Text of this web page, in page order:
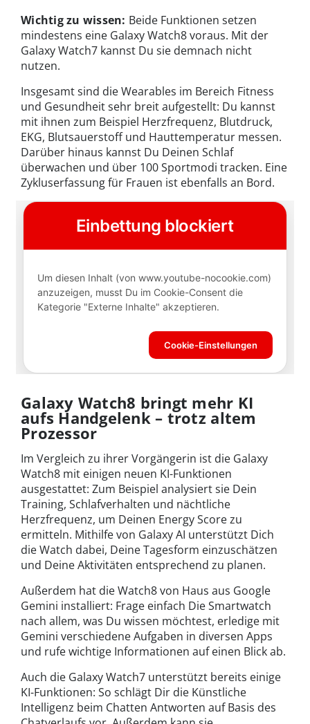
Wichtig zu wissen: Beide Funktionen setzen
mindestens eine Galaxy Watch8 voraus. Mit der
Galaxy Watch7 kannst Du sie demnach nicht
nutzen.
Insgesamt sind die Wearables im Bereich Fitness
und Gesundheit sehr breit aufgestellt: Du kannst
mit ihnen zum Beispiel Herzfrequenz, Blutdruck,
EKG, Blutsauerstoff und Hauttemperatur messen.
Darüber hinaus kannst Du Deinen Schlaf
überwachen und über 100 Sportmodi tracken. Eine
Zykluserfassung für Frauen ist ebenfalls an Bord.
Galaxy Watch8 bringt mehr KI
aufs Handgelenk – trotz altem
Prozessor
Im Vergleich zu ihrer Vorgängerin ist die Galaxy
Watch8 mit einigen neuen KI-Funktionen
ausgestattet: Zum Beispiel analysiert sie Dein
Training, Schlafverhalten und nächtliche
Herzfrequenz, um Deinen Energy Score zu
ermitteln. Mithilfe von Galaxy AI unterstützt Dich
die Watch dabei, Deine Tagesform einzuschätzen
und Deine Aktivitäten entsprechend zu planen.
Außerdem hat die Watch8 von Haus aus Google
Gemini installiert: Frage einfach Die Smartwatch
nach allem, was Du wissen möchtest, erledige mit
Gemini verschiedene Aufgaben in diversen Apps
und rufe wichtige Informationen auf einen Blick ab.
Auch die Galaxy Watch7 unterstützt bereits einige
KI-Funktionen: So schlägt Dir die Künstliche
Intelligenz beim Chatten Antworten auf Basis des